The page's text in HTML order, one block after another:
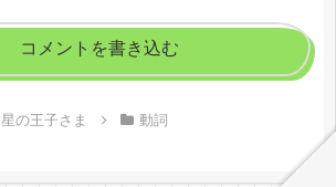
コメントを書き込む
星の王子さま 動詞